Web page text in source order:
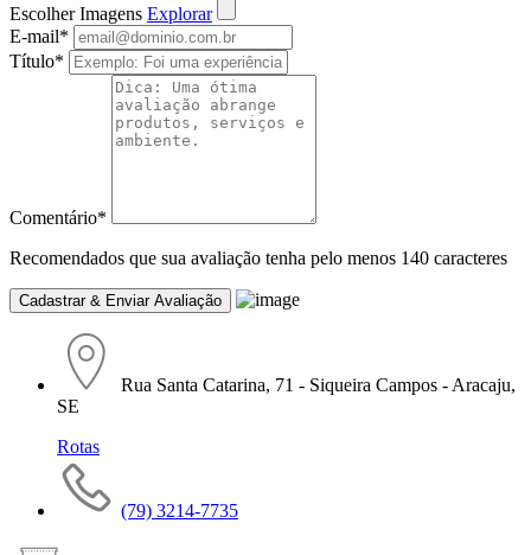
Escolher Imagens Explorar
E-mail*
Título*
Comentário*
Recomendados que sua avaliação tenha pelo menos 140 caracteres
Rua Santa Catarina, 71 - Siqueira Campos - Aracaju,
SE
Rotas
(79) 3214-7735